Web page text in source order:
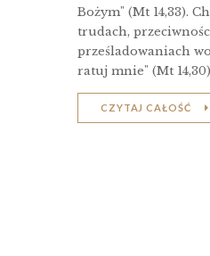
Bożym" (Mt 14,33).
trudach,
prześladowaniach
ratuj mnie" (Mt
CZYTAJ CAŁOŚĆ